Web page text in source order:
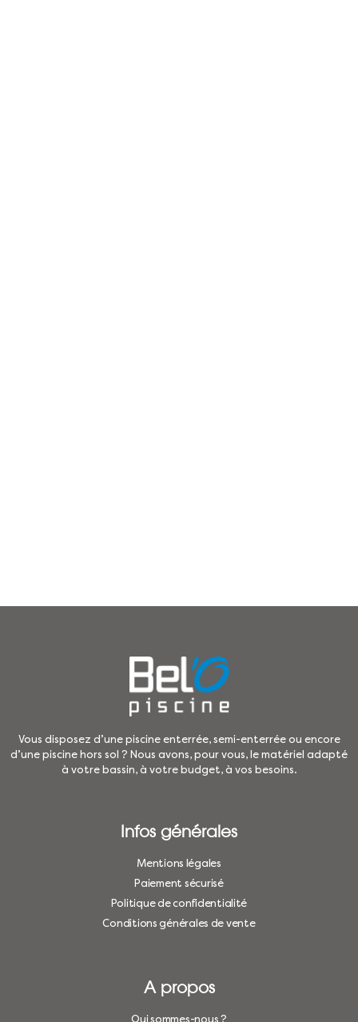
Vous disposez d’une piscine enterrée, semi-enterrée ou encore
d’une piscine hors sol ? Nous avons, pour vous, le matériel adapté
à votre bassin, à votre budget, à vos besoins.
Infos générales
Mentions légales
Paiement sécurisé
Politique de confidentialité
Conditions générales de vente
A propos
Qui sommes-nous ?